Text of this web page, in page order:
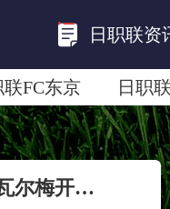
日职联资
联FC东京 日职
水手 日职联鹿
2026世界杯西班牙3-0奥地利战报 奥亚萨瓦尔梅开二度